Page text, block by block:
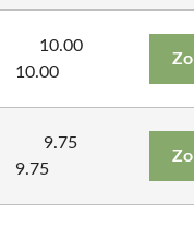
10.00
10.00
9.75
9.75